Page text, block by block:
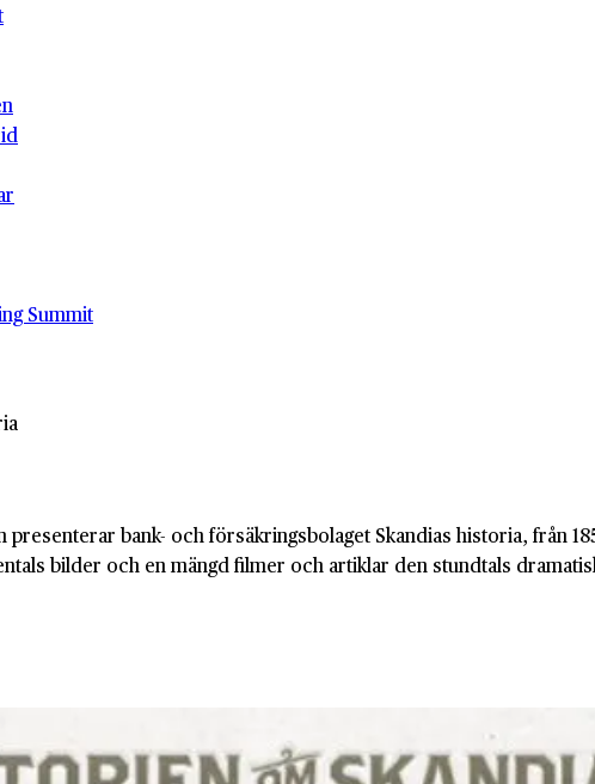
Summit
bank- och försäkringsbolaget Skandias historia, från
bilder och en mängd filmer och artiklar den stundtals